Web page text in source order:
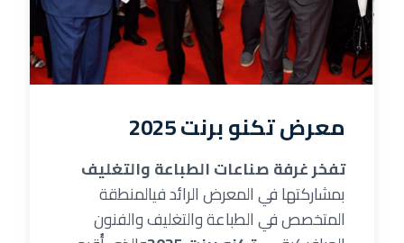
معرض تكنو برنت 2025
تفخر غرفة صناعات الطباعة والتغليف
بمشاركتها في المعرض الرائد فيالمنطقة
المتخصص في الطباعة والتغليف والفنون